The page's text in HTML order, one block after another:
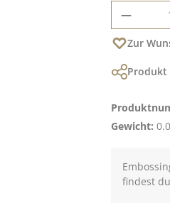
Zur
Produkt
Gewicht:
findest